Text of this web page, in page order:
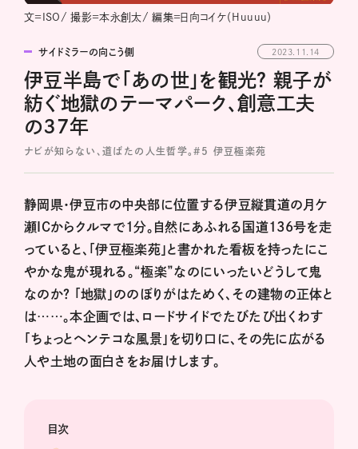
文=ISO/ 撮影=本永創太/ 編集=日向コイケ（Huuuu）
サイドミラーの向こう側 2023.11.14
伊豆半島で「あの世」を観光？ 親子が
紡ぐ地獄のテーマパーク、創意工夫
の37年
ナビが知らない、道ばたの人生哲学。#5 伊豆極楽苑
静岡県・伊豆市の中央部に位置する伊豆縦貫道の月ケ
瀬ICからクルマで1分。自然にあふれる国道136号を走
っていると、「伊豆極楽苑」と書かれた看板を持ったにこ
やかな鬼が現れる。“極楽”なのにいったいどうして鬼
なのか？ 「地獄」ののぼりがはためく、その建物の正体と
は……。本企画では、ロードサイドでたびたび出くわす
「ちょっとヘンテコな風景」を切り口に、その先に広がる
人や土地の面白さをお届けします。
目次